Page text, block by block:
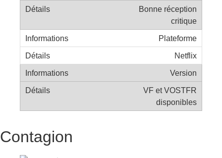
Bonne réception
critique
Plateforme
Netflix
Version
VF et VOSTFR
disponibles
Contagion